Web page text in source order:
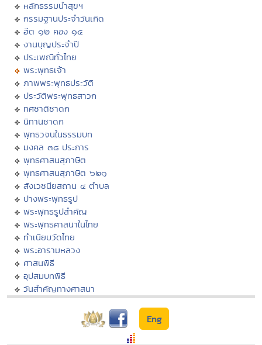
หลักธรรมนำสุขฯ
กรรมฐานประจำวันเกิด
ฮีต ๑๒ คอง ๑๔
งานบุญประจำปี
ประเพณีทั่วไทย
พระพุทธเจ้า
ภาพพระพุทธประวัติ
ประวัติพระพุทธสาวก
ทศชาติชาดก
นิทานชาดก
พุทธวจนในธรรมบท
มงคล ๓๘ ประการ
พุทธศาสนสุภาษิต
พุทธศาสนสุภาษิต ๖๒๑
สังเวชนียสถาน ๔ ตำบล
ปางพระพุทธรูป
พระพุทธรูปสำคัญ
พระพุทธศาสนาในไทย
ทำเนียบวัดไทย
พระอารามหลวง
ศาสนพิธี
อุปสมบทพิธี
วันสำคัญทางศาสนา
Eng